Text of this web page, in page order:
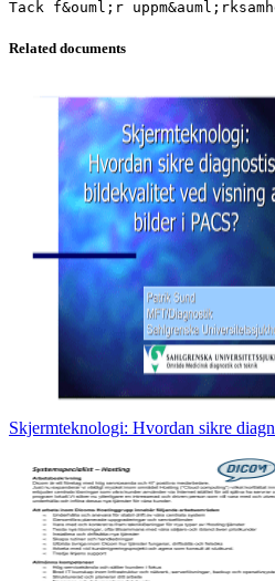
Related documents
Skjermteknologi: Hvordan sikre